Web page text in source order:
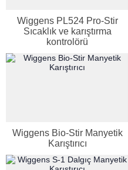
Wiggens PL524 Pro-Stir
Sıcaklık ve karıştırma
kontrolörü
Wiggens Bio-Stir Manyetik
Karıştırıcı